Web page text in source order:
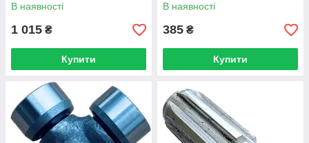
В наявності
1 015 ₴
Купити
В наявності
385 ₴
Купити